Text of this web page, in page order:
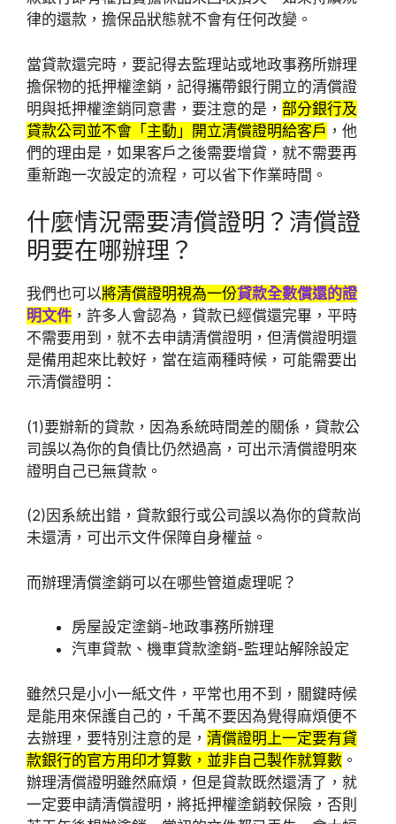
律的還款，擔保品狀態就不會有任何改變。
當貸款還完時，要記得去監理站或地政事務所辦理
擔保物的抵押權塗銷，記得攜帶銀行開立的清償證
明與抵押權塗銷同意書，要注意的是， 部分銀行及
貸款公司並不會「主動」開立清償證明給客戶 ，他
們的理由是，如果客戶之後需要增貸，就不需要再
重新跑一次設定的流程，可以省下作業時間。
什麼情況需要清償證明？清償證
明要在哪辦理？
我們也可以將清償證明視為一份貸款全數償還的證
明文件 ，許多人會認為，貸款已經償還完畢，平時
不需要用到，就不去申請清償證明，但清償證明還
是備用起來比較好，當在這兩種時候，可能需要出
示清償證明：
(1)要辦新的貸款，因為系統時間差的關係，貸款公
司誤以為你的負債比仍然過高，可出示清償證明來
證明自己已無貸款。
(2)因系統出錯，貸款銀行或公司誤以為你的貸款尚
未還清，可出示文件保障自身權益。
而辦理清償塗銷可以在哪些管道處理呢？
房屋設定塗銷-地政事務所辦理
汽車貸款、機車貸款塗銷-監理站解除設定
雖然只是小小一紙文件，平常也用不到，關鍵時候
是能用來保護自己的，千萬不要因為覺得麻煩便不
去辦理，要特別注意的是， 清償證明上一定要有貸
款銀行的官方用印才算數，並非自己製作就算數 。
辦理清償證明雖然麻煩，但是貸款既然還清了，就
一定要申請清償證明，將抵押權塗銷較保險，否則